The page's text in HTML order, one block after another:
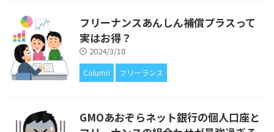
フリーナンスあんしん補償プラスって
実はお得？
2024/3/18
Column フリーランス
GMOあおぞらネット銀行の個人口座と